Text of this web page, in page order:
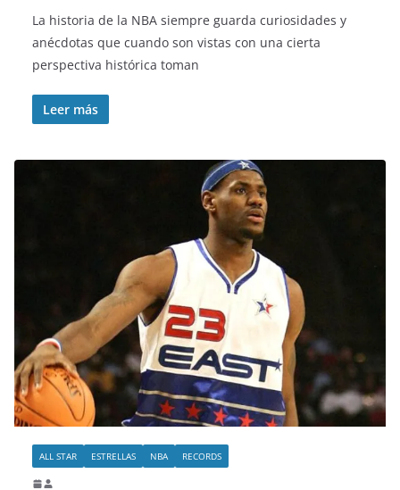
La historia de la NBA siempre guarda curiosidades y
anécdotas que cuando son vistas con una cierta
perspectiva histórica toman
Leer más
ALL STAR ESTRELLAS NBA RECORDS